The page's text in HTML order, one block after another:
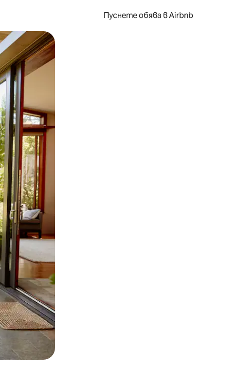
Пуснете обява в Airbnb
с докосване или плъзгане.